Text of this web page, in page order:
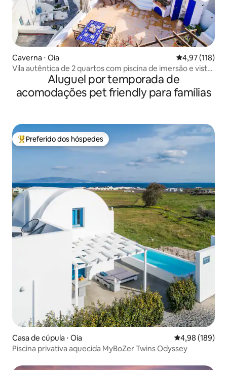
Caverna ⋅ Oia 4,97 de uma
4,97 (118)
Vila autêntica de 2 quartos com piscina de imersão e vista
para o marAluguel por temporada de
acomodações pet friendly para famílias
Entre os melhores preferidos dos hóspedes
Preferido dos hóspedes
Casa de cúpula ⋅ Oia 4,98 de uma
4,98 (189)
Piscina privativa aquecida MyBoZer Twins Odyssey